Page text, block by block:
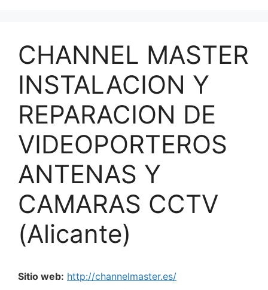
CHANNEL MASTER
INSTALACION Y
REPARACION DE
VIDEOPORTEROS
ANTENAS Y
CAMARAS CCTV
(Alicante)
Sitio web: http://channelmaster.es/